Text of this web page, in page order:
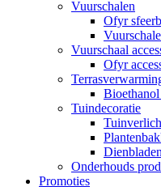
Vuurschalen
Ofyr
Vuurschaal
Ofyr
Tuindecoratie
Dienbladen
Onderhouds
Promoties